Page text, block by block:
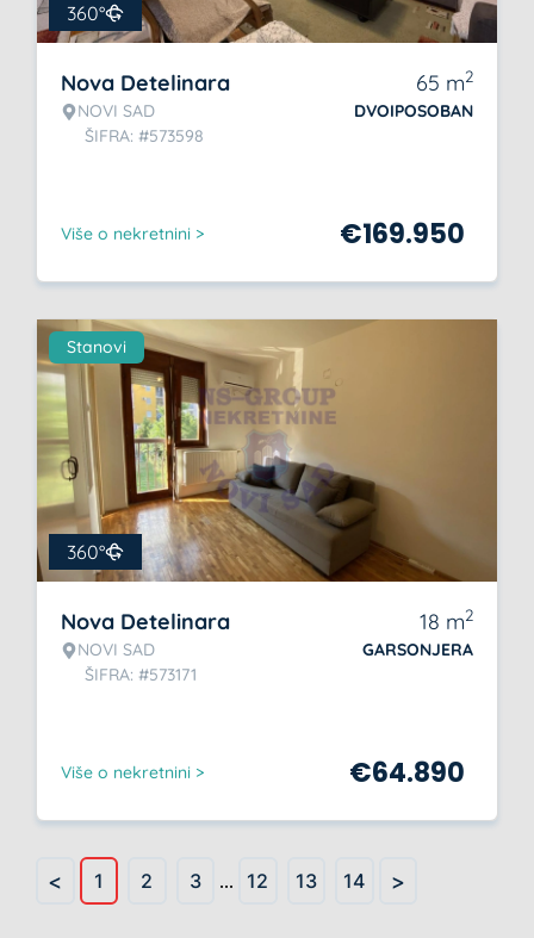
360°
Nova Detelinara
NOVI SAD
ŠIFRA: #573598
65 m2
DVOIPOSOBAN
Više o nekretnini > €169.950
Stanovi
360°
Nova Detelinara
NOVI SAD
ŠIFRA: #573171
18 m2
GARSONJERA
Više o nekretnini > €64.890
< 1 2 3 ... 12 13 14 >